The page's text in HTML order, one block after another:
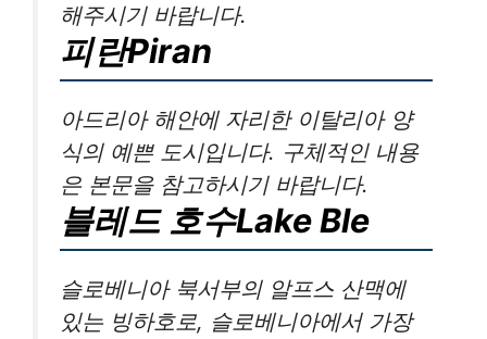
해주시기 바랍니다.
피란Piran
아드리아 해안에 자리한 이탈리아 양
식의 예쁜 도시입니다. 구체적인 내용
은 본문을 참고하시기 바랍니다.
블레드 호수Lake Ble
슬로베니아 북서부의 알프스 산맥에
있는 빙하호로, 슬로베니아에서 가장